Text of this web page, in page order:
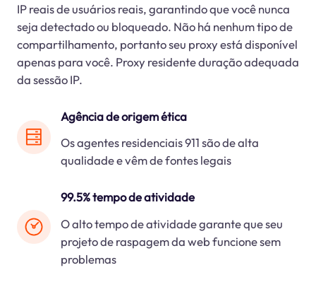
IP reais de usuários reais, garantindo que você nunca
seja detectado ou bloqueado. Não há nenhum tipo de
compartilhamento, portanto seu proxy está disponível
apenas para você. Proxy residente duração adequada
da sessão IP.
Agência de origem ética
Os agentes residenciais 911 são de alta
qualidade e vêm de fontes legais
99.5% tempo de atividade
O alto tempo de atividade garante que seu
projeto de raspagem da web funcione sem
problemas